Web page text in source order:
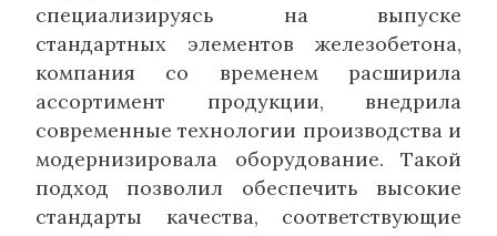
специализируясь на выпуске
стандартных элементов железобетона,
компания со временем расширила
ассортимент продукции, внедрила
современные технологии производства и
модернизировала оборудование. Такой
подход позволил обеспечить высокие
стандарты качества, соответствующие